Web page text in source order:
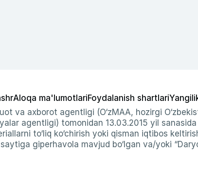
Aloqa ma'lumotlariFoydalanish shartlari
va axborot agentligi (O‘zMAA, hozirgi
agentligi) tomonidan 13.03.2015 yil
to‘liq ko‘chirish yoki qisman iqtibos
giperhavola mavjud bo‘lgan va/yoki